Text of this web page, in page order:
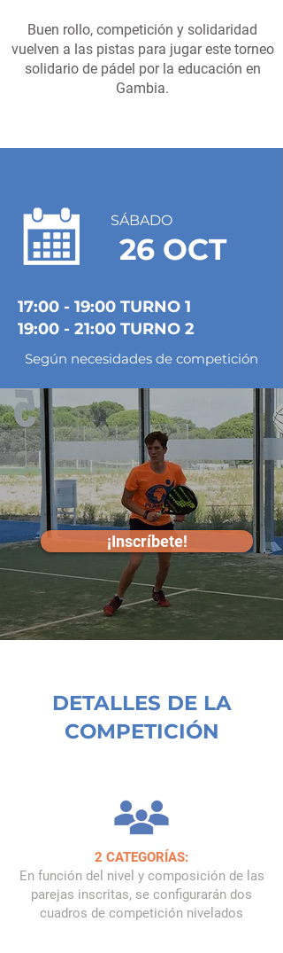
Buen rollo, competición y solidaridad
vuelven a las pistas para jugar este torneo
solidario de pádel por la educación en
Gambia.
26 OCT
SÁBADO
17:00 - 19:00 TURNO 1
19:00 - 21:00 TURNO 2
Según necesidades de competición
¡Inscríbete!
DETALLES DE LA
COMPETICIÓN
2 CATEGORÍAS:
En función del nivel y composición de las
parejas inscritas, se configurarán dos
cuadros de competición nivelados